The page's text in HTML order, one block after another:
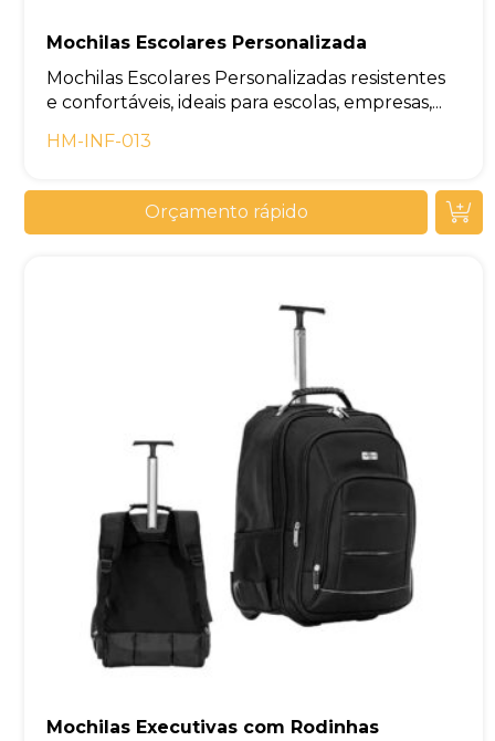
Mochilas Escolares Personalizada
Mochilas Escolares Personalizadas resistentes
e confortáveis, ideais para escolas, empresas,...
HM-INF-013
Orçamento rápido
Mochilas Executivas com Rodinhas